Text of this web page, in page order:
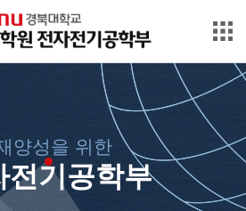
양성을 위한
전기공학부